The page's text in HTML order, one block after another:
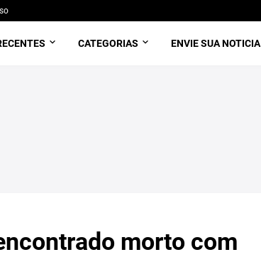
CATEGORIAS ENVIE SUA NOTICIA
morto com